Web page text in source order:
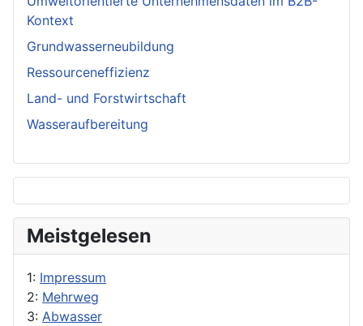
Kontext
Grundwasserneubildung
Ressourceneffizienz
Land- und Forstwirtschaft
Wasseraufbereitung
Meistgelesen
1: Impressum
2: Mehrweg
3: Abwasser